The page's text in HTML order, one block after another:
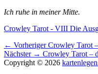
Ich ruhe in meiner Mitte.
Schlagworte
Crowley Tarot - VIII Die
Beitragsnavigation
← Vorheriger Vorheriger
Beitrag:
Crowley Tarot
Nächster → Nächster
Beitrag:
Crowley Tarot –
Copyright © 2026